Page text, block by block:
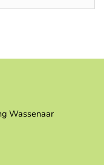
Wassenaar